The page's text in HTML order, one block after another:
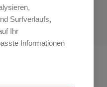
Surfverlaufs,
Ihr
Informationen